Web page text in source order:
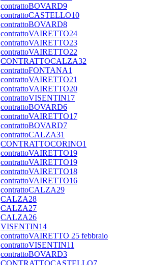
contrattoBOVARD9
contrattoCASTELLO10
contrattoBOVARD8
contrattoVAIRETTO24
contrattoVAIRETTO23
contrattoVAIRETTO22
CONTRATTOCALZA32
contrattoFONTANA1
contrattoVAIRETTO21
contrattoVAIRETTO20
contrattoVISENTIN17
contrattoBOVARD6
contrattoVAIRETTO17
contrattoBOVARD7
contrattoCALZA31
CONTRATTOCORINO1
contrattoVAIRETTO19
contrattoVAIRETTO19
contrattoVAIRETTO18
contrattoVAIRETTO16
contrattoCALZA29
CALZA28
CALZA27
CALZA26
VISENTIN14
contrattoVAIRETTO 25 febbraio
contrattoVISENTIN11
contrattoBOVARD3